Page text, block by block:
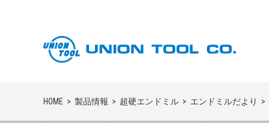
HOME 製品情報 超硬エンドミル エンドミルだより